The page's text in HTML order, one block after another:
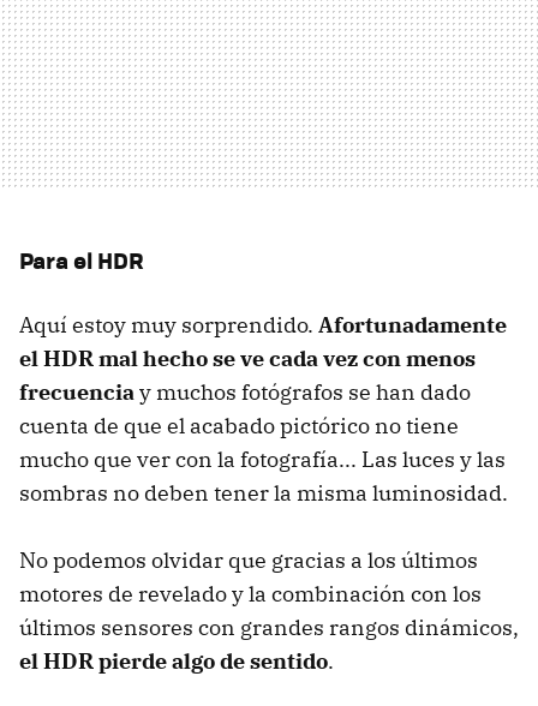
Para el HDR
Aquí estoy muy sorprendido. Afortunadamente
el HDR mal hecho se ve cada vez con menos
frecuenciay muchos fotógrafos se han dado
cuenta de que el acabado pictórico no tiene
mucho que ver con la fotografía... Las luces y las
sombras no deben tener la misma luminosidad.
No podemos olvidar que gracias a los últimos
motores de revelado y la combinación con los
últimos sensores con grandes rangos dinámicos,
el HDR pierde algo de sentido.